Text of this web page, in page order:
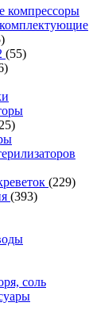
компрессоры
(55)
(229)
(393)
соль